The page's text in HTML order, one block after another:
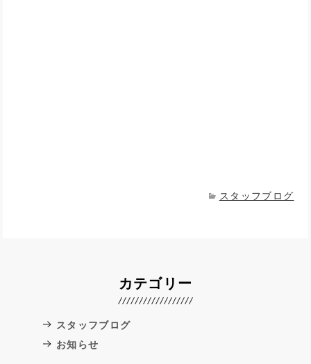
スタッフブログ
カテゴリー
スタッフブログ
お知らせ